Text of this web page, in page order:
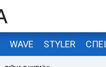
WAVE STYLER